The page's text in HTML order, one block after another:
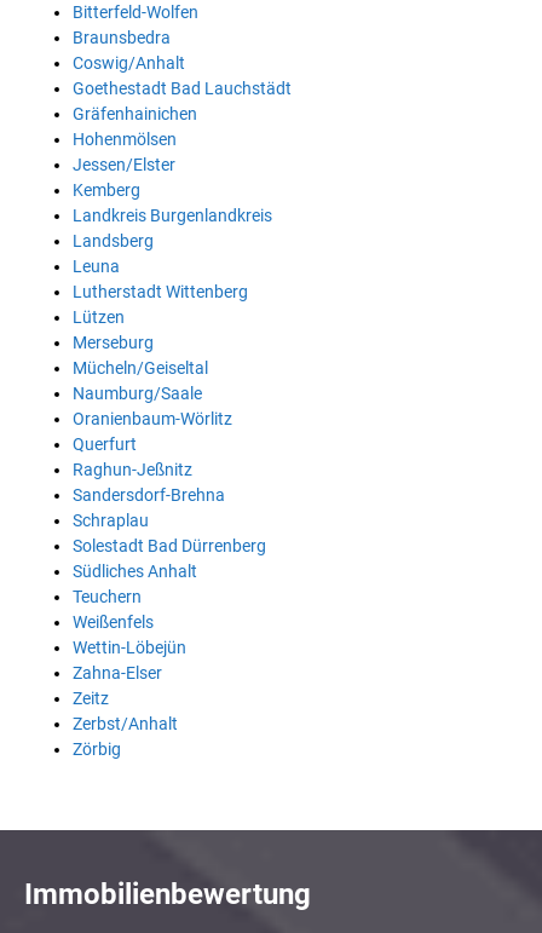
Bitterfeld-Wolfen
Braunsbedra
Coswig/Anhalt
Goethestadt Bad Lauchstädt
Gräfenhainichen
Hohenmölsen
Jessen/Elster
Kemberg
Landkreis Burgenlandkreis
Landsberg
Leuna
Lutherstadt Wittenberg
Lützen
Merseburg
Mücheln/Geiseltal
Naumburg/Saale
Oranienbaum-Wörlitz
Querfurt
Raghun-Jeßnitz
Sandersdorf-Brehna
Schraplau
Solestadt Bad Dürrenberg
Südliches Anhalt
Teuchern
Weißenfels
Wettin-Löbejün
Zahna-Elser
Zeitz
Zerbst/Anhalt
Zörbig
Immobilienbewertung